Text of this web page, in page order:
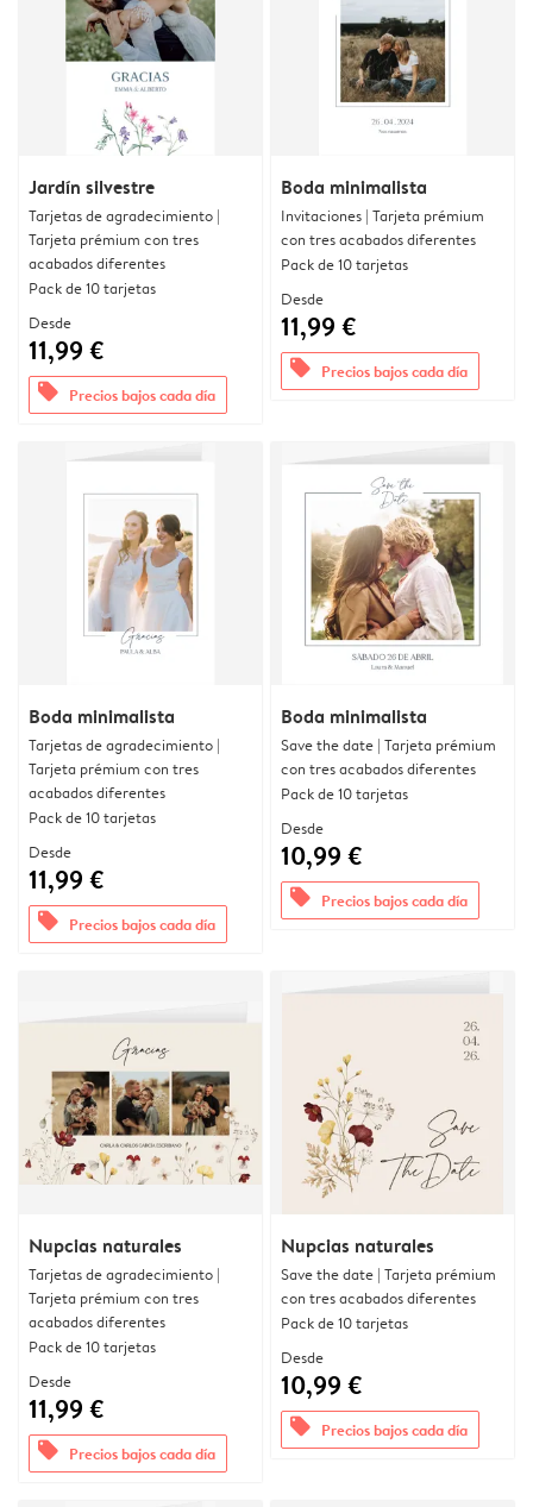
Jardín silvestre
Tarjetas de agradecimiento |
Tarjeta prémium con tres
acabados diferentes
Pack de 10 tarjetas
Desde
11,99 €
offers Precios bajos cada día
Boda minimalista
Invitaciones | Tarjeta prémium
con tres acabados diferentes
Pack de 10 tarjetas
Desde
11,99 €
offers Precios bajos cada día
Boda minimalista
Tarjetas de agradecimiento |
Tarjeta prémium con tres
acabados diferentes
Pack de 10 tarjetas
Desde
11,99 €
offers Precios bajos cada día
Boda minimalista
Save the date | Tarjeta prémium
con tres acabados diferentes
Pack de 10 tarjetas
Desde
10,99 €
offers Precios bajos cada día
Nupcias naturales
Tarjetas de agradecimiento |
Tarjeta prémium con tres
acabados diferentes
Pack de 10 tarjetas
Desde
11,99 €
offers Precios bajos cada día
Nupcias naturales
Save the date | Tarjeta prémium
con tres acabados diferentes
Pack de 10 tarjetas
Desde
10,99 €
offers Precios bajos cada día